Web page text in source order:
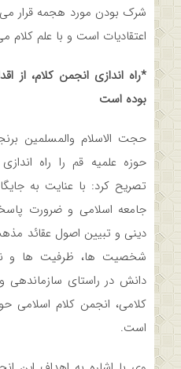
شرک بودن مورد هجمه قرار
اعتقادیات است و با علم کلام
*راه اندازی انجمن کلام، از
بوده است
حجت الاسلام والمسلمین
حوزه علمیه قم را راه
تصریح کرد: با عنایت به
جامعه اسلامی و ضرورت
دینی و تبیین اصول عقائد
شخصیت ها، ظرفیت ها و
دانش در راستای
کلامی، انجمن کلام اسلامی
است.